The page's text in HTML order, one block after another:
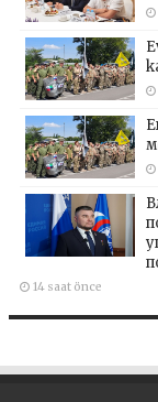
14 saat önce